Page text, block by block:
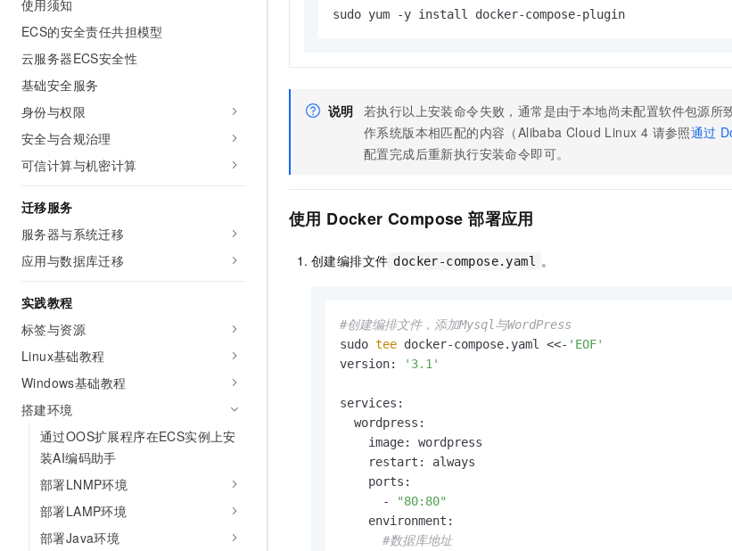
使用须知
ECS的安全责任共担模型
云服务器ECS安全性
基础安全服务
身份与权限
安全与合规治理
可信计算与机密计算
迁移服务
服务器与系统迁移
应用与数据库迁移
实践教程
标签与资源
Linux基础教程
Windows基础教程
搭建环境
通过OOS扩展程序在ECS实例上安
装AI编码助手
部署LNMP环境
部署LAMP环境
部署Java环境
sudo yum -y install docker-compose-plugin
说明 若执行以上安装命令失败，通常是由于本地尚未配置软件包源所
作系统版本相匹配的内容（Alibaba Cloud Linux 4 请参照通过
配置完成后重新执行安装命令即可。
使用 Docker Compose 部署应用
创建编排文件 docker-compose.yaml 。
#创建编排文件，添加Mysql与WordPress
sudo tee docker-compose.yaml <<- 'EOF'
version:
'3.1'
services:
  wordpress:
    image: wordpress
    restart: always
    ports:
      -
"80:80"
    environment:
#数据库地址